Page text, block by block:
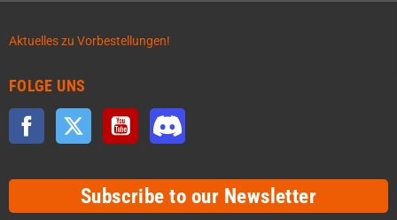
Aktuelles zu Vorbestellungen!
FOLGE UNS
Facebook Twitter YouTube
Subscribe to our Newsletter